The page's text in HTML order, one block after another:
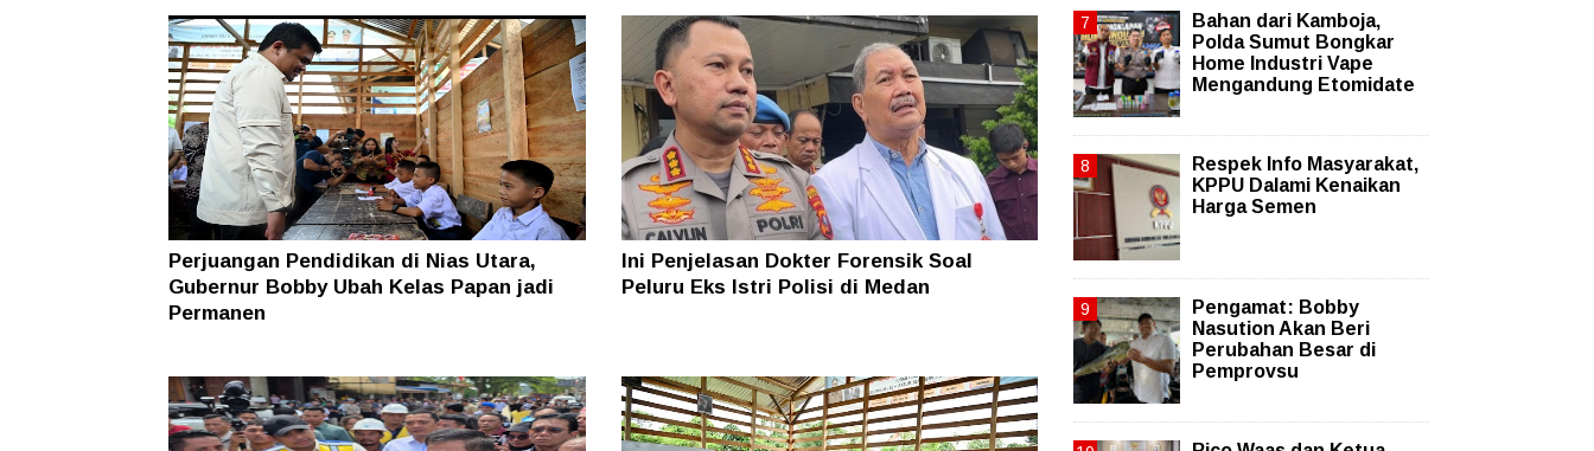
Perjuangan Pendidikan di Nias Utara,
Gubernur Bobby Ubah Kelas Papan jadi
Permanen
Ini Penjelasan Dokter Forensik Soal
Peluru Eks Istri Polisi di Medan
Bahan dari Kamboja,
Polda Sumut Bongkar
Home Industri Vape
Mengandung Etomidate
Respek Info Masyarakat,
KPPU Dalami Kenaikan
Harga Semen
Pengamat: Bobby
Nasution Akan Beri
Perubahan Besar di
Pemprovsu